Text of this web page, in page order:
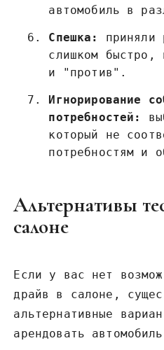
автомобиль в
Спешка:
приняли
слишком
и "против".
Игнорирование
потребностей:
который не
потребностям и
Альтернативы
салоне
Если у вас нет
драйв в салоне,
альтернативные
арендовать